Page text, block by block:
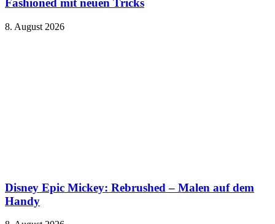
Fashioned mit neuen Tricks
8. August 2026
Disney Epic Mickey: Rebrushed – Malen auf dem
Handy